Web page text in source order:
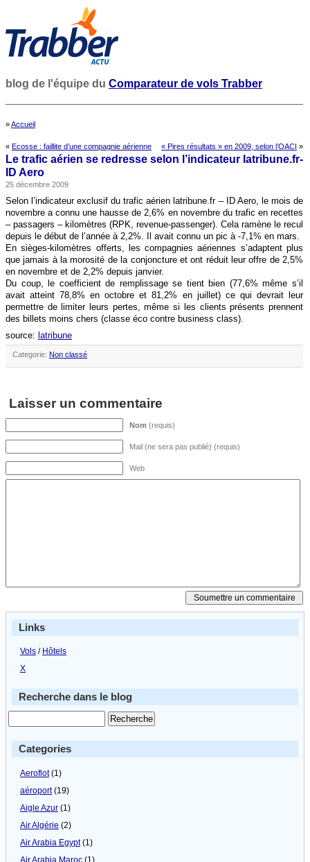
blog de l'équipe du Comparateur de vols Trabber
»Accueil
« Ecosse : faillite d’une compagnie aérienne « Pires résultats » en 2009, selon l’OACI »
Le trafic aérien se redresse selon l’indicateur latribune.fr-
ID Aero
25 décembre 2009
Selon l’indicateur exclusif du trafic aérien latribune.fr – ID Aero, le mois de
novembre a connu une hausse de 2,6% en novembre du trafic en recettes
– passagers – kilomètres (RPK, revenue-passenger). Cela ramène le recul
depuis le début de l’année à 2,2%. Il avait connu un pic à -7,1% en mars.
En sièges-kilomètres offerts, les compagnies aériennes s’adaptent plus
que jamais à la morosité de la conjoncture et ont réduit leur offre de 2,5%
en novembre et de 2,2% depuis janvier.
Du coup, le coefficient de remplissage se tient bien (77,6% même s’il
avait atteint 78,8% en octobre et 81,2% en juillet) ce qui devrait leur
permettre de limiter leurs pertes, même si les clients présents prennent
des billets moins chers (classe éco contre business class).
source: latribune
Categorie: Non classé
Laisser un commentaire
Nom (requis)
Mail (ne sera pas publié) (requis)
Web
Links
Vols / Hôtels
X
Recherche dans le blog
Categories
Aeroflot(1)
aéroport(19)
Aigle Azur (1)
Air Algérie (2)
Air Arabia Egypt(1)
Air Arabia Maroc (1)